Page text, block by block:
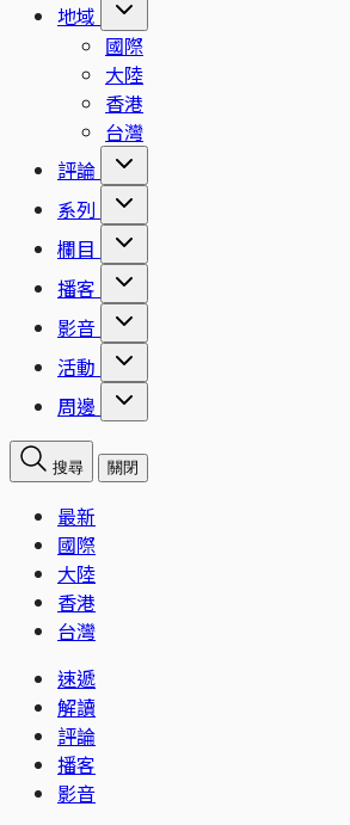
地域
國際
大陸
香港
台灣
評論
系列
欄目
播客
影音
活動
周邊
搜尋 關閉
最新
國際
大陸
香港
台灣
速遞
解讀
評論
播客
影音